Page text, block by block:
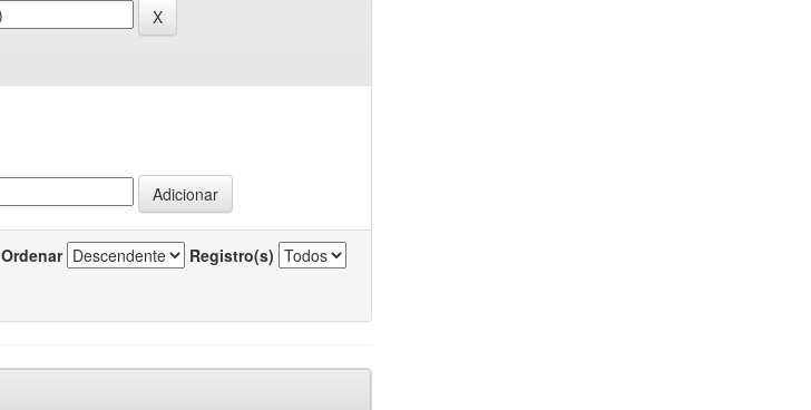
Ordenar Registro(s)